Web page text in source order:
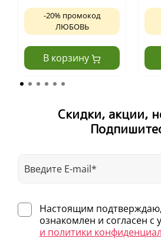
-20% промокод
ЛЮБОВЬ
В корзину
Скидки, акции,
Настоящим
ознакомлен и согласен с
и политики